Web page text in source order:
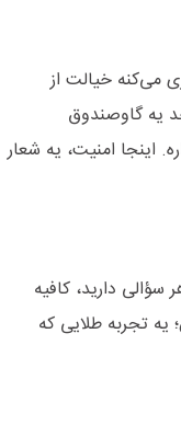
می‌کنه خیالت از
یه گاوصندوق
اینجا امنیت، یه شعار
دارید، کافیه
تجربه طلایی که